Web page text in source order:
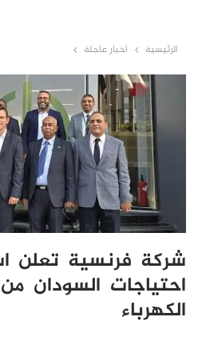
الرئيسية أخبار عاجلة
شركة فرنسية تعلن
احتياجات السودان
الكهرباء